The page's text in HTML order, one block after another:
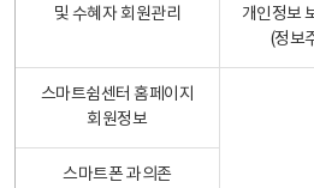
및 수혜자 회원관리
개인정보
(정보
스마트쉼센터 홈페이지
회원정보
스마트폰 과의존